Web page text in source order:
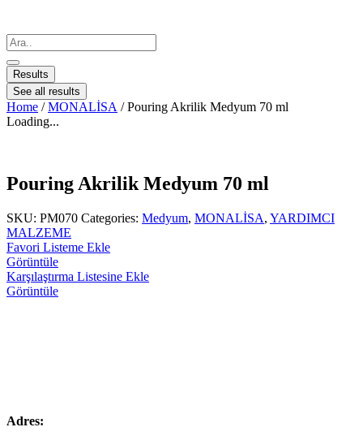
Results
See all results
Home /MONALİSA / Pouring Akrilik Medyum 70 ml
Loading...
Pouring Akrilik Medyum 70 ml
SKU: PM070 Categories: Medyum, MONALİSA, YARDIMCI
MALZEME
Favori Listeme Ekle
Görüntüle
Karşılaştırma Listesine Ekle
Görüntüle
Adres: